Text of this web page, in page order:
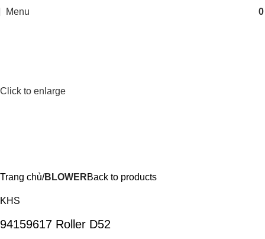
Menu
Click to enlarge
Trang chủ BLOWERBack to products
KHS
94159617 Roller D52